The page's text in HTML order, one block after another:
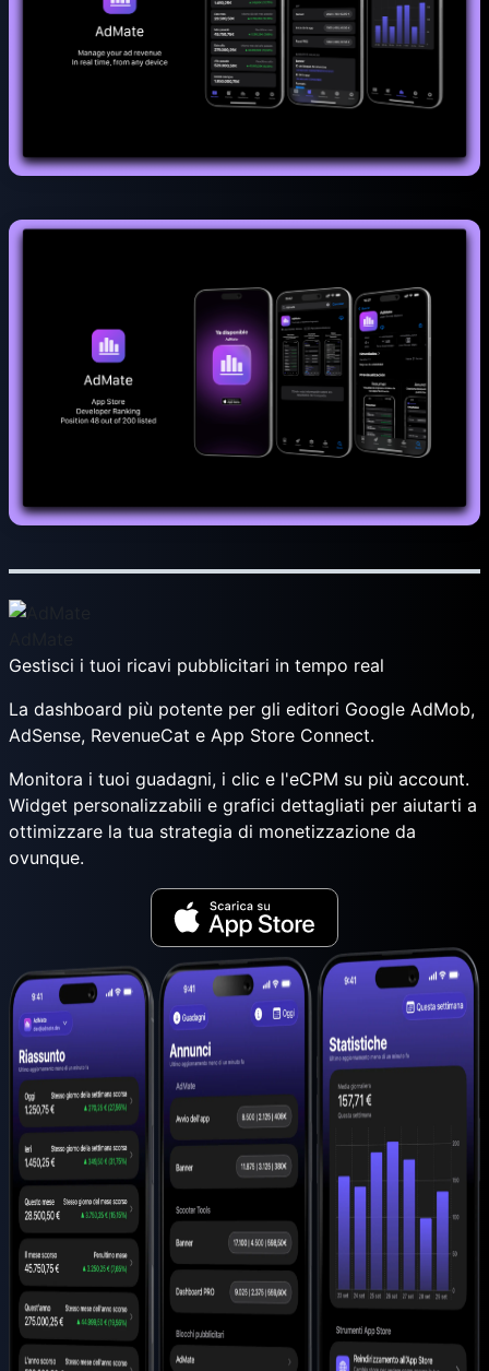
Gestisci i tuoi ricavi pubblicitari in tempo real
La dashboard più potente per gli editori Google AdMob,
AdSense, RevenueCat e App Store Connect.
Monitora i tuoi guadagni, i clic e l'eCPM su più account.
Widget personalizzabili e grafici dettagliati per aiutarti a
ottimizzare la tua strategia di monetizzazione da
ovunque.